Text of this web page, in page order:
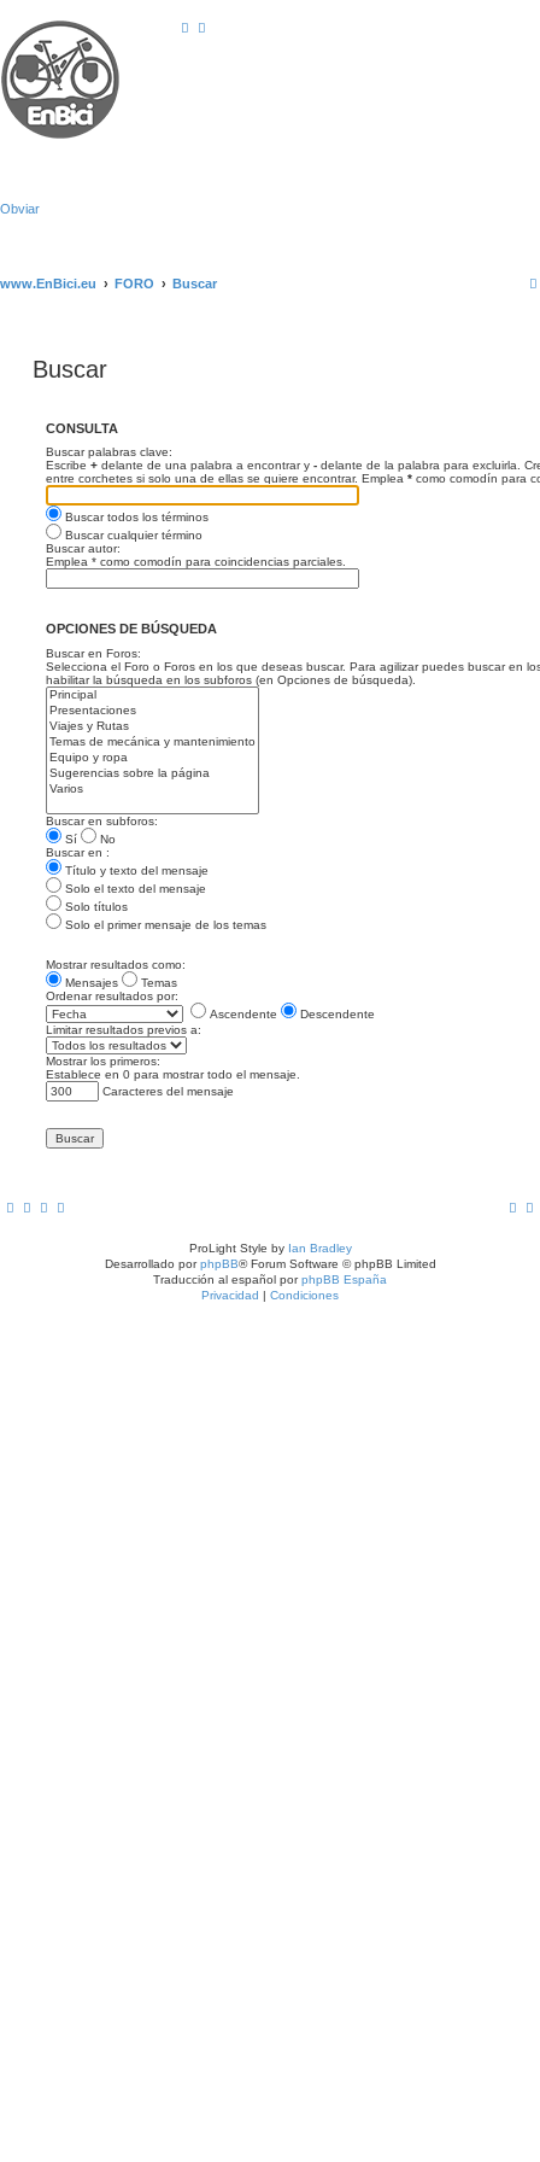
Obviar
www.EnBici.eu FORO Buscar
Buscar
CONSULTA
Buscar palabras clave:
Escribe + delante de una palabra a encontrar y - delante de la palabra para excluirla.
entre corchetes si solo una de ellas se quiere encontrar. Emplea * como comodín para
Buscar todos los términos
Buscar cualquier término
Buscar autor:
Emplea * como comodín para coincidencias parciales.
OPCIONES DE BÚSQUEDA
Buscar en Foros:
Selecciona el Foro o Foros en los que deseas buscar. Para agilizar puedes buscar en
habilitar la búsqueda en los subforos (en Opciones de búsqueda).
Buscar en subforos:
Sí
No
Buscar en :
Título y texto del mensaje
Solo el texto del mensaje
Solo títulos
Solo el primer mensaje de los temas
Mostrar resultados como:
Mensajes
Temas
Ordenar resultados por:
Ascendente
Descendente
Limitar resultados previos a:
Mostrar los primeros:
Establece en 0 para mostrar todo el mensaje.
Caracteres del mensaje
ProLight Style by Ian Bradley
Desarrollado porphpBB® Forum Software © phpBB Limited
Traducción al español porphpBB España
Privacidad | Condiciones